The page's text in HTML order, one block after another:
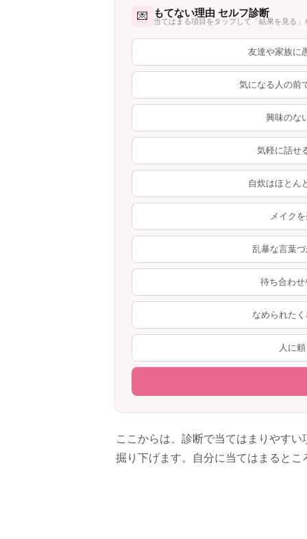
💌 もてない理由 セルフ診断
当てはまる項目をタップして「結果を見る」
友達や家族に
気になる人の前
興味のな
気軽に話せ
自炊はほとん
メイク
乱暴な言葉
待ち合わ
なめられた
人に
ここからは、診断で当てはまりやす
掘り下げます。自分に当てはまるとこ